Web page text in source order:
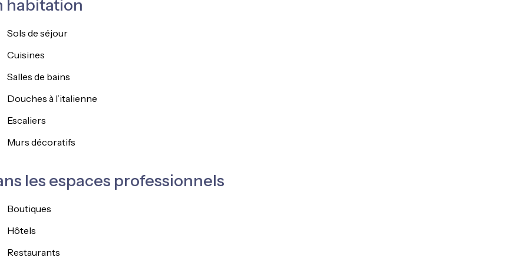
habitation
Sols de séjour
Cuisines
Salles de bains
Douches à l’italienne
Escaliers
Murs décoratifs
les espaces professionnels
Boutiques
Hôtels
Restaurants